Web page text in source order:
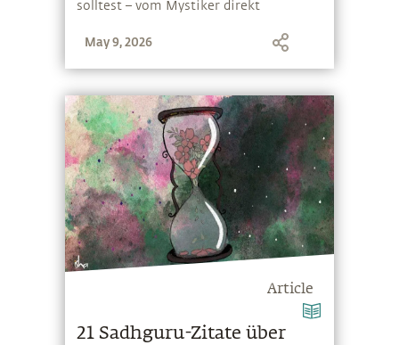
solltest – vom Mystiker direkt
May 9, 2026
Article
21 Sadhguru-Zitate über